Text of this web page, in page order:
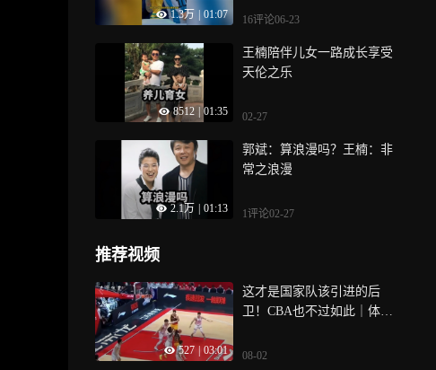
1.3万 01:07 16评论06-23
8512 01:35
王楠陪伴儿女一路成长享受
天伦之乐
02-27
2.1万 01:13
郭斌：算浪漫吗？王楠：非
常之浪漫
1评论02-27
推荐视频
527 03:01
这才是国家队该引进的后
卫！CBA也不过如此｜体坛
08-02